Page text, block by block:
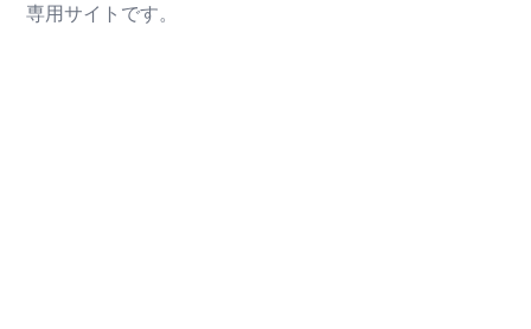
専用サイトです。